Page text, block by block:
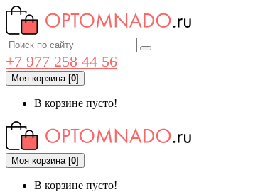
+7 977 258 44 56
Моя корзина[0]
В корзине пусто!
Моя корзина[0]
В корзине пусто!